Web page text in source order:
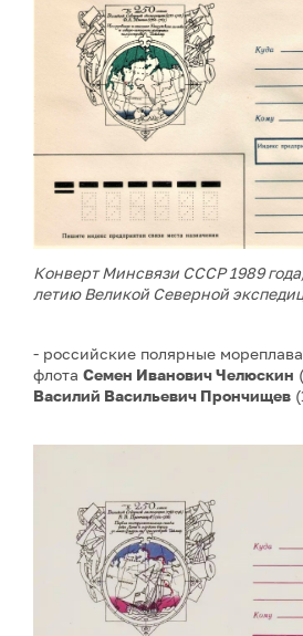
Конверт Минсвязи СССР 1989
летию Великой Северной
- российские полярные
флота Семен Иванович Челюскин
Василий Васильевич Прончищев